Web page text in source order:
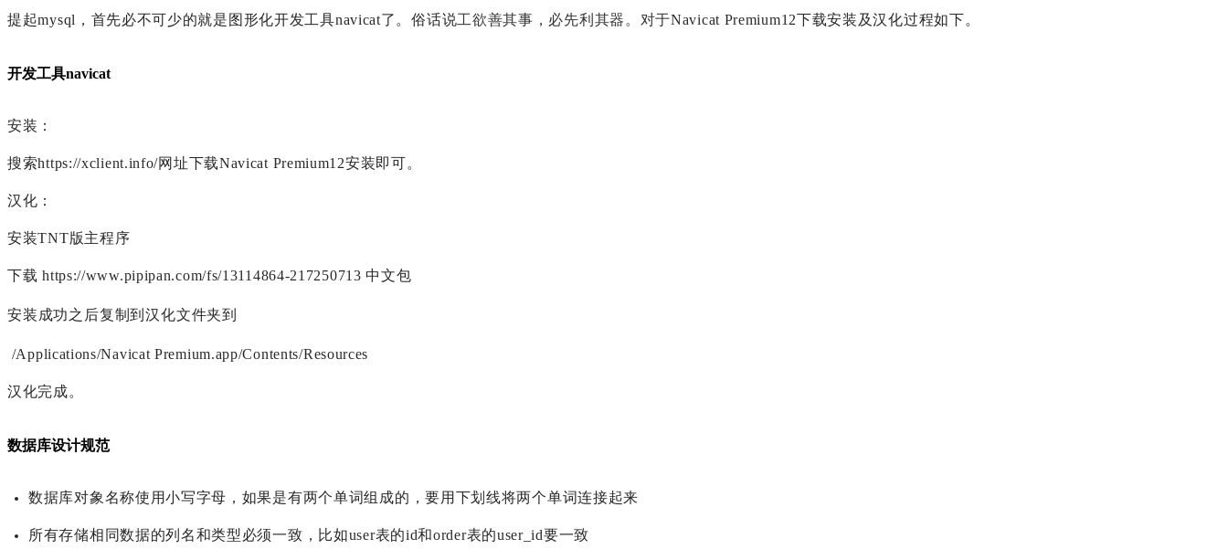
提起mysql，首先必不可少的就是图形化开发工具navicat了。俗话说工欲善其事，必先利其器。对于Navicat Premium12下载安装及汉化过程如下。
开发工具navicat
安装：
搜索https://xclient.info/网址下载Navicat Premium12安装即可。
汉化：
安装TNT版主程序
下载https://www.pipipan.com/fs/13114864-217250713 中文包
安装成功之后复制到汉化文件夹到
/Applications/Navicat Premium.app/Contents/Resources
汉化完成。
数据库设计规范
数据库对象名称使用小写字母，如果是有两个单词组成的，要用下划线将两个单词连接起来
所有存储相同数据的列名和类型必须一致，比如user表的id和order表的user_id要一致